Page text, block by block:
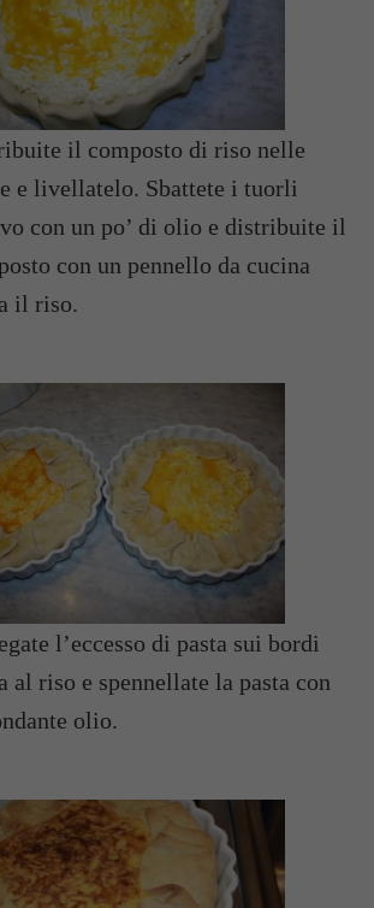
il composto di riso nelle
e livellatelo. Sbattete i tuorli
con un po’ di olio e distribuite il
con un pennello da cucina
il riso.
l’eccesso di pasta sui bordi
al riso e spennellate la pasta con
olio.